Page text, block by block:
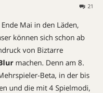
21
Mai in den Läden,
können sich schon ab
von Biztarre
machen. Denn am 8.
Beta, in der bis
und die mit 4 Spielmodi,